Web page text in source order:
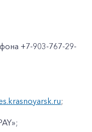
+7-903-767-29-
;